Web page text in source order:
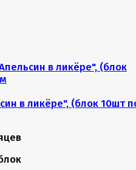
в ликёре", (блок 10шт